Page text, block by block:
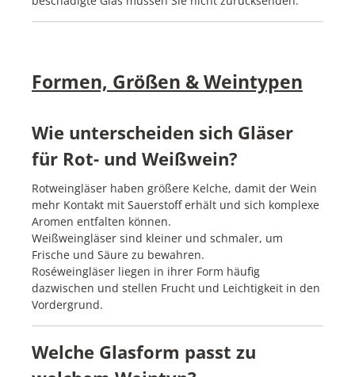
Formen, Größen & Weintypen
Wie unterscheiden sich Gläser
für Rot- und Weißwein?
Rotweingläser haben größere Kelche, damit der Wein
mehr Kontakt mit Sauerstoff erhält und sich komplexe
Aromen entfalten können.
Weißweingläser sind kleiner und schmaler, um
Frische und Säure zu bewahren.
Roséweingläser liegen in ihrer Form häufig
dazwischen und stellen Frucht und Leichtigkeit in den
Vordergrund.
Welche Glasform passt zu